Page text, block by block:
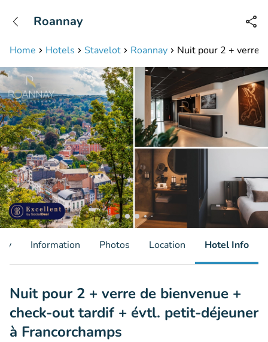
Available until 23:00
Home Hotels Stavelot Roannay Nuit pour 2 + verre
Roannay
Information Photos Location Hotel Info
Nuit pour 2 + verre de bienvenue +
check-out tardif + évtl. petit-déjeuner
à Francorchamps